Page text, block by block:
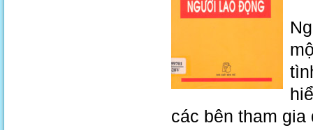
các bên tham gia